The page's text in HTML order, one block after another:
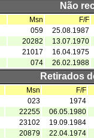
Não
Msn
F/F
059
25.08.1987
20282
13.07.1970
21017
16.04.1975
074 26.02.1988
Retirados
Msn
F/F
023
1974
22255
06.05.1980
23102
19.09.1984
20879
22.04.1974